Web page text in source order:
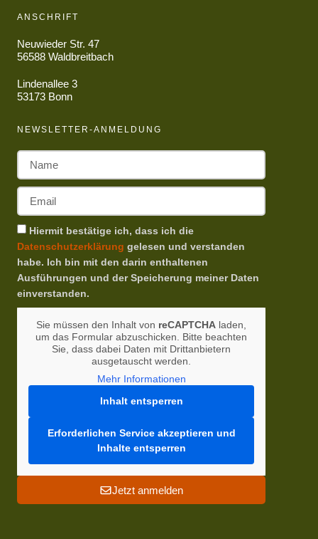
ANSCHRIFT
Neuwieder Str. 47
56588 Waldbreitbach
Lindenallee 3
53173 Bonn
NEWSLETTER-ANMELDUNG
Hiermit bestätige ich, dass ich die
Datenschutzerklärung gelesen und verstanden
habe. Ich bin mit den darin enthaltenen
Ausführungen und der Speicherung meiner Daten
einverstanden.
Sie müssen den Inhalt von reCAPTCHA laden,
um das Formular abzuschicken. Bitte beachten
Sie, dass dabei Daten mit Drittanbietern
ausgetauscht werden.
Mehr Informationen
Inhalt entsperren
Erforderlichen Service akzeptieren und
Inhalte entsperren
Jetzt anmelden